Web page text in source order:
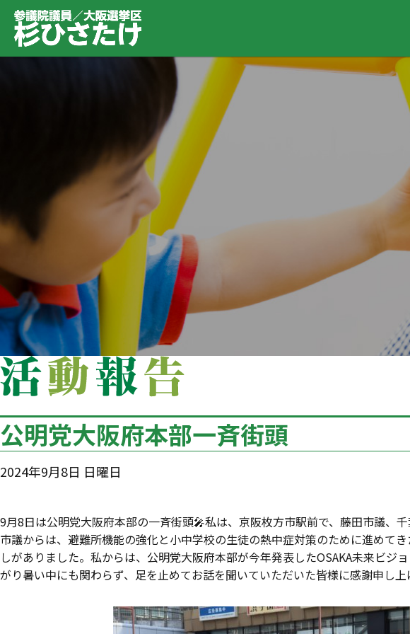
公明党大阪府本部一斉街頭
2024年9月8日 日曜日
9月8日は公明党大阪府本部の一斉街頭🎤私は、京阪枚方市駅前で、藤田市議、
市議からは、避難所機能の強化と小中学校の生徒の熱中症対策のために進めて
しがありました。私からは、公明党大阪府本部が今年発表したOSAKA未来ビジ
がり暑い中にも関わらず、足を止めてお話を聞いていただいた皆様に感謝申し上